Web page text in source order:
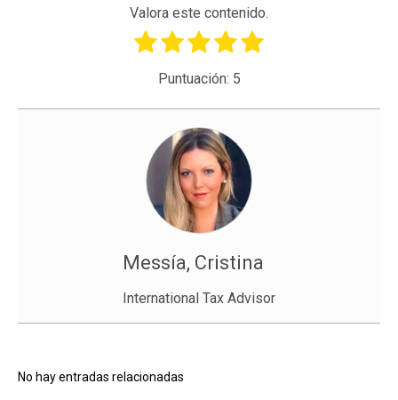
Valora este contenido.
Puntuación: 5
Messía, Cristina
International Tax Advisor
No hay entradas relacionadas